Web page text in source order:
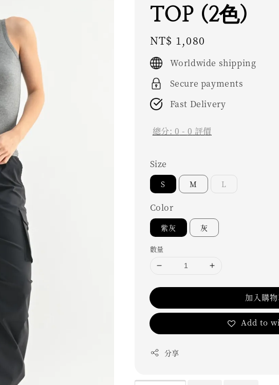
TOP (2色)
Regular
price
NT$ 1,080
Worldwide shipping
Secure payments
Fast Delivery
總分:0 - 0 評價
Size
S M L
Color
紫灰 灰
數量
加入購
Add to
分享